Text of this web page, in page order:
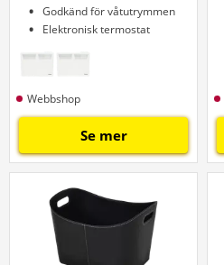
Godkänd för våtutrymmen
Elektronisk termostat
Webbshop
Se mer